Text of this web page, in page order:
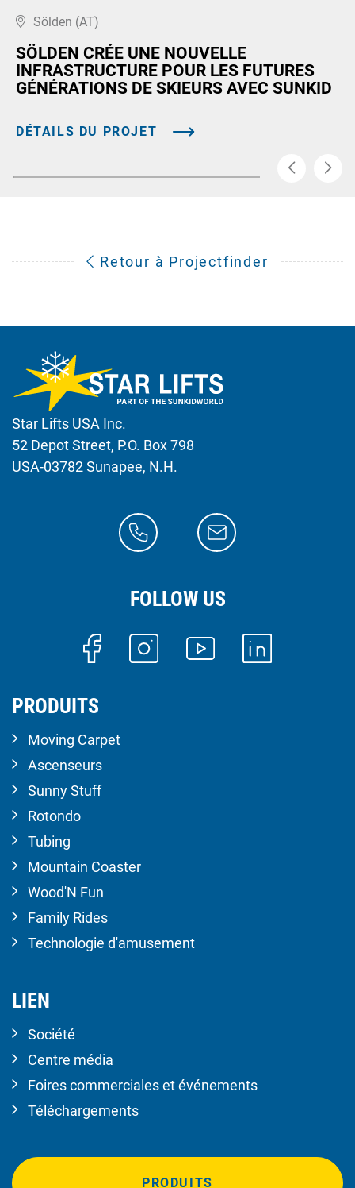
Sölden (AT)
SÖLDEN CRÉE UNE NOUVELLE
INFRASTRUCTURE POUR LES FUTURES
GÉNÉRATIONS DE SKIEURS AVEC SUNKID
DÉTAILS DU PROJET
Retour à Projectfinder
Star Lifts USA Inc.
52 Depot Street, P.O. Box 798
USA-03782 Sunapee, N.H.
FOLLOW US
PRODUITS
Moving Carpet
Ascenseurs
Sunny Stuff
Rotondo
Tubing
Mountain Coaster
Wood'N Fun
Family Rides
Technologie d'amusement
LIEN
Société
Centre média
Foires commerciales et événements
Téléchargements
PRODUITS